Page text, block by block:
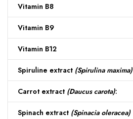
Vitamin B8
Vitamin B9
Vitamin B12
Spiruline extract (Spirulina maxima)
Carrot extract (Daucus carota):
Spinach extract (Spinacia oleracea)